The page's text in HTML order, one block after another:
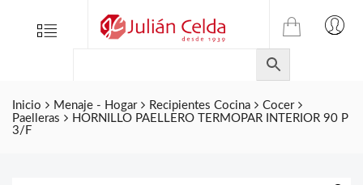
Menu
TIENDA
ONLINE
DE
JULIAN
CELDA
Inicio Menaje - Hogar Recipientes Cocina
Cocer
Paelleras
HORNILLO PAELLERO TERMOPAR INTERIOR 90 P
3/F
Folletos
Contacto